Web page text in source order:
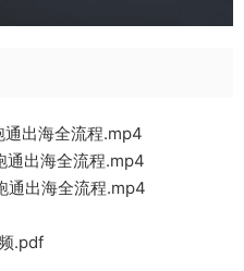
通出海全流程.mp4
通出海全流程.mp4
通出海全流程.mp4
.pdf